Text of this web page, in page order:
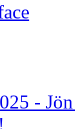
-